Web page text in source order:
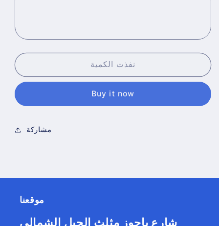
نفذت الكمية
Buy it now
مشاركة
موقعنا
شارع ياجوز مثلث الجبل الشمالي